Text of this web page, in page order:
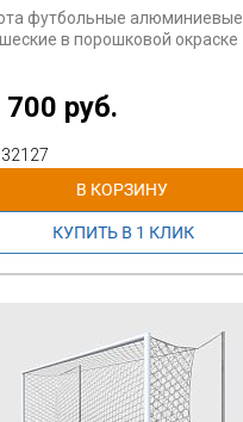
футбольные алюминиевые
в порошковой окраске
700 руб.